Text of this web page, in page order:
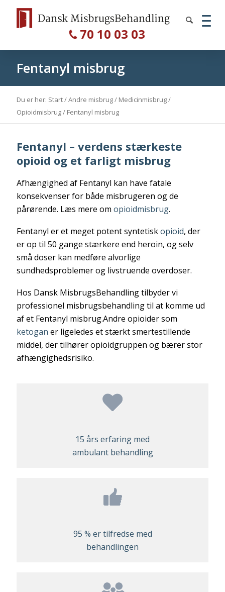
70 10 03 03
Fentanyl misbrug
Du er her: Start/Andre misbrug/ Medicinmisbrug/
Opioidmisbrug/ Fentanyl misbrug
Fentanyl – verdens stærkeste
opioid og et farligt misbrug
Afhængighed af Fentanyl kan have fatale
konsekvenser for både misbrugeren og de
pårørende. Læs mere om opioidmisbrug.
Fentanyl er et meget potent syntetiskopioid, der
er op til 50 gange stærkere end heroin, og selv
små doser kan medføre alvorlige
sundhedsproblemer og livstruende overdoser.
Hos Dansk MisbrugsBehandling tilbyder vi
professionel misbrugsbehandling til at komme ud
af et Fentanyl misbrug.Andre opioider som
ketogan er ligeledes et stærkt smertestillende
middel, der tilhører opioidgruppen og bærer stor
afhængighedsrisiko.
15 års erfaring med
ambulant behandling
95 % er tilfredse med
behandlingen